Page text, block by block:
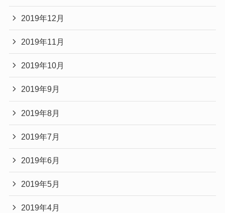
2019年12月
2019年11月
2019年10月
2019年9月
2019年8月
2019年7月
2019年6月
2019年5月
2019年4月